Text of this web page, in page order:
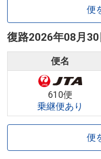
便
復路2026年08月30
便名
610便
乗継便あり
便